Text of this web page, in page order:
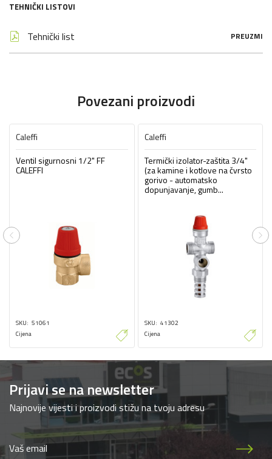
TEHNIČKI LISTOVI
Tehnički list PREUZMI
Povezani proizvodi
Caleffi
Ventil sigurnosni 1/2" FF
CALEFFI
SKU 51061
Cijena
Caleffi
Termički izolator-zaštita 3/4"
(za kamine i kotlove na čvrsto
gorivo - automatsko
dopunjavanje, gumb...
SKU 41302
Cijena
Previous
Prijavi se na newsletter
Najnovije vijesti i proizvodi stižu na tvoju adresu